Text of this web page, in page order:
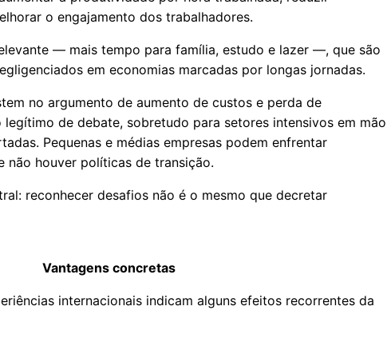
o engajamento dos trabalhadores.
— mais tempo para família, estudo e lazer —, que são
em economias marcadas por longas jornadas.
no argumento de aumento de custos e perda de
de debate, sobretudo para setores intensivos em mão
Pequenas e médias empresas podem enfrentar
não houver políticas de transição.
reconhecer desafios não é o mesmo que decretar
Vantagens concretas
internacionais indicam alguns efeitos recorrentes da